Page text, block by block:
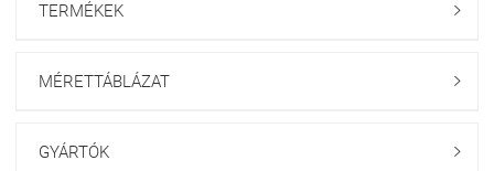
TERMÉKEK 
MÉRETTÁBLÁZAT 
GYÁRTÓK 